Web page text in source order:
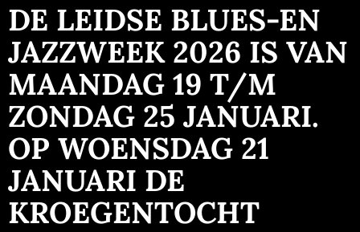
DE LEIDSE BLUES-EN
JAZZWEEK 2026 IS VAN
MAANDAG 19 T/M
ZONDAG 25 JANUARI.
OP WOENSDAG 21
JANUARI DE
KROEGENTOCHT